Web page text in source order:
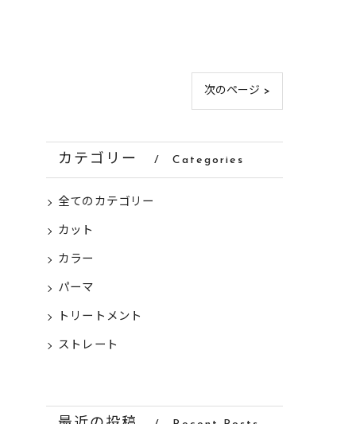
次のページ >
カテゴリー Categories
全てのカテゴリー
カット
カラー
パーマ
トリートメント
ストレート